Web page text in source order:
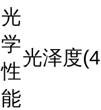
光
学
性
能
光泽度